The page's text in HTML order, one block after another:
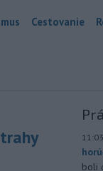
Cestovanie
11:03
boli